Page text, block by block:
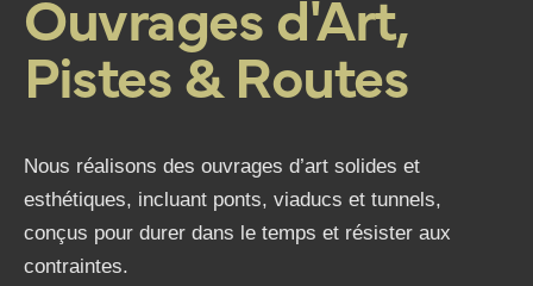
Ouvrages d'Art,
Pistes & Routes
Nous réalisons des ouvrages d’art solides et
esthétiques, incluant ponts, viaducs et tunnels,
conçus pour durer dans le temps et résister aux
contraintes.